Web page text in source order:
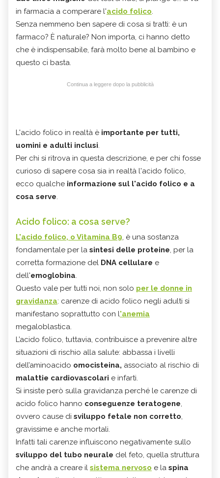
in farmacia a comperare l'acido folico.
Senza nemmeno ben sapere di cosa si tratti: è un
farmaco? È naturale? Non importa, ci hanno detto
che è indispensabile, farà molto bene al bambino e
questo ci basta.
Continua a leggere dopo la pubblicità
L'acido folico in realtà è importante per tutti,
uomini e adulti inclusi.
Per chi si ritrova in questa descrizione, e per chi fosse
curioso di sapere cosa sia in realtà l'acido folico,
ecco qualche informazione sul l'acido folico e a
cosa serve.
Acido folico: a cosa serve?
L'acido folico, o Vitamina B9, è una sostanza
fondamentale per la sintesi delle proteine, per la
corretta formazione del DNA cellulare e
dell'emoglobina.
Questo vale per tutti noi, non solo per le donne in
gravidanza: carenze di acido folico negli adulti si
manifestano soprattutto con l'anemia
megaloblastica.
L’acido folico, tuttavia, contribuisce a prevenire altre
situazioni di rischio alla salute: abbassa i livelli
dell’aminoacido omocisteina, associato al rischio di
malattie cardiovascolari e infarti.
Si insiste però sulla gravidanza perché le carenze di
acido folico hanno conseguenze teratogene,
ovvero cause di sviluppo fetale non corretto,
gravissime e anche mortali.
Infatti tali carenze influiscono negativamente sullo
sviluppo del tubo neurale del feto, quella struttura
che andrà a creare il sistema nervoso e la spina